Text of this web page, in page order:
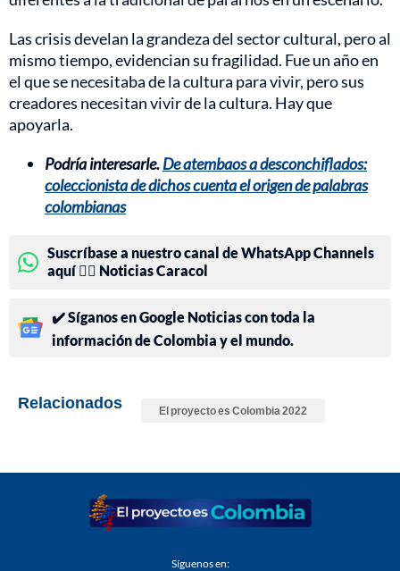
Las crisis develan la grandeza del sector cultural, pero al
mismo tiempo, evidencian su fragilidad. Fue un año en
el que se necesitaba de la cultura para vivir, pero sus
creadores necesitan vivir de la cultura. Hay que
apoyarla.
Podría interesarle.De atembaos a desconchiflados:
coleccionista de dichos cuenta el origen de palabras
colombianas
Suscríbase a nuestro canal de WhatsApp Channels
aquí 👉🏻 Noticias Caracol
✔️ Síganos en Google Noticias con toda la
información de Colombia y el mundo.
Relacionados El proyecto es Colombia 2022
Síguenos en: